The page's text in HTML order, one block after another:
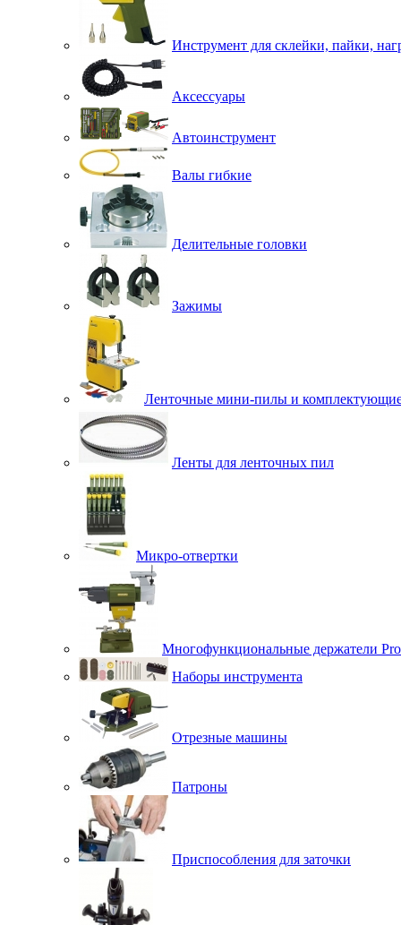
Инструмент для склейки, пайки,
Аксессуары
Автоинструмент
Валы гибкие
Делительные головки
Зажимы
Ленточные мини-пилы и
Ленты для ленточных пил
Микро-отвертки
Многофункциональные держатели
Наборы инструмента
Отрезные машины
Патроны
Приспособления для заточки